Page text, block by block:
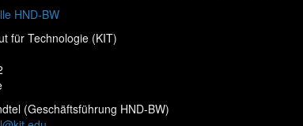
HND-BW
für Technologie (KIT)
(Geschäftsführung HND-BW)